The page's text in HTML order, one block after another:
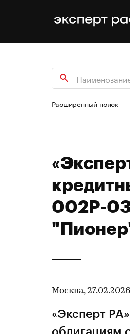
Расширенный поиск
002Р-
Москва, 27.02.2026
«Эксперт
облигациям